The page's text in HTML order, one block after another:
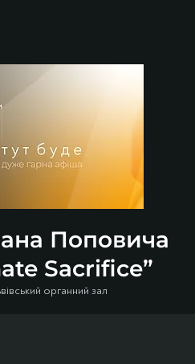
Поповича
Sacrifice”
органний зал